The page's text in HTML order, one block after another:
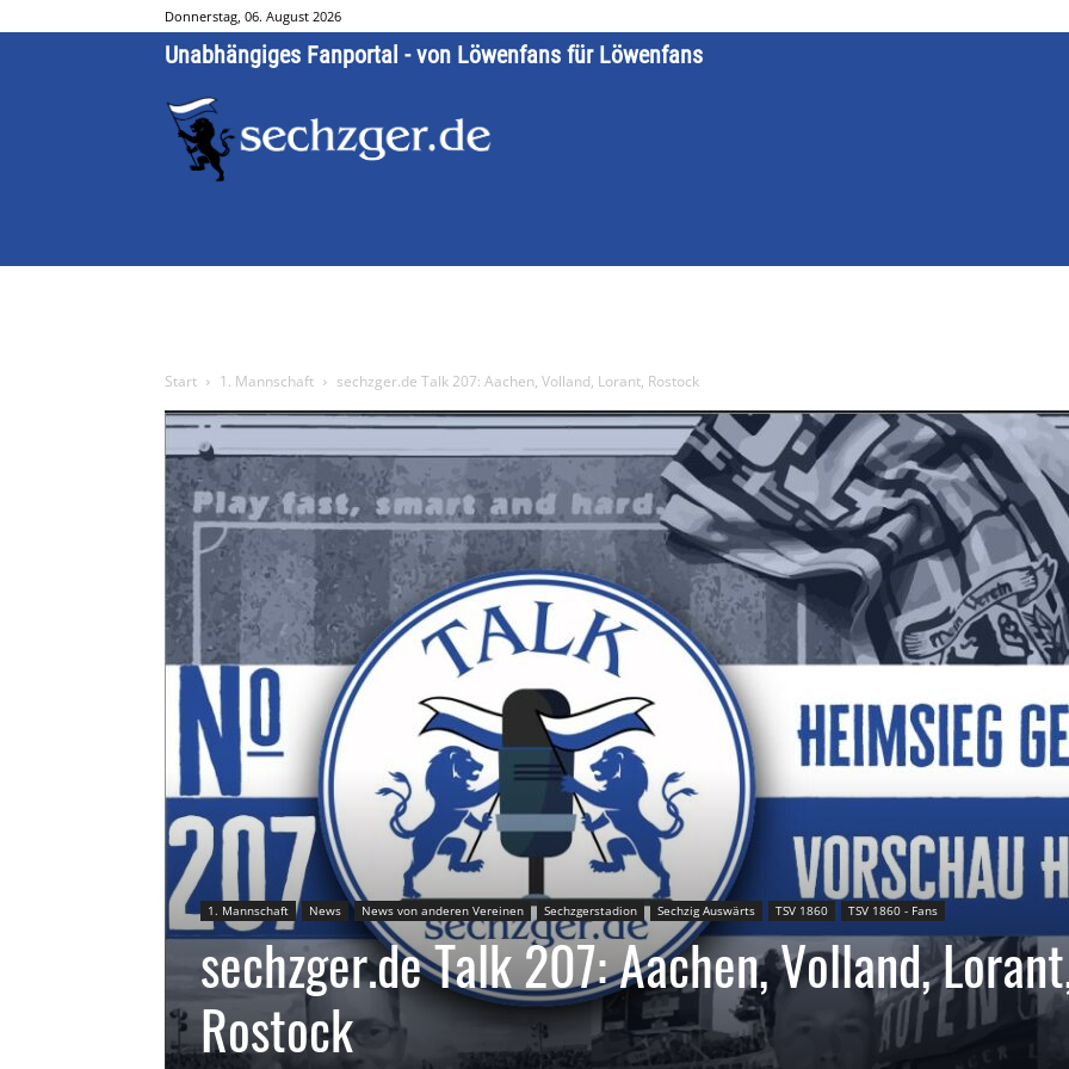
Donnerstag, 06. August 2026
Unabhängiges Fanportal - von Löwenfans für Löwenfans
Start 1. Mannschaft sechzger.de Talk 207: Aachen, Volland, Lorant, Rostock
1. Mannschaft News News von anderen Vereinen Sechzgerstadion Sechzig Auswärts TSV 1860 TSV 1860 - Fans
sechzger.de Talk 207: Aachen, Volland,
Rostock